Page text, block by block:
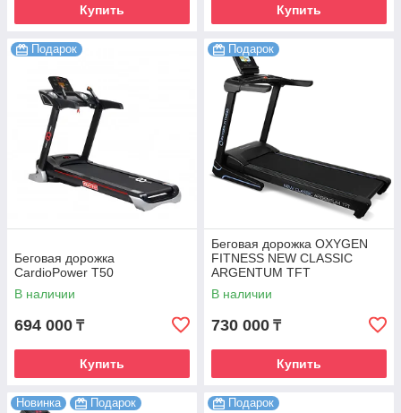
Купить Купить
Подарок
Беговая дорожка
CardioPower T50
В наличии
694 000 ₸
Купить
Подарок
Беговая дорожка OXYGEN
FITNESS NEW CLASSIC
ARGENTUM TFT
В наличии
730 000 ₸
Купить
Новинка Подарок Подарок